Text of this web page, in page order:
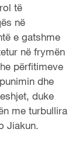
të
në
e gatshme
në frymën
përfitimeve
dhe
duke
me turbullira
Jiakun.